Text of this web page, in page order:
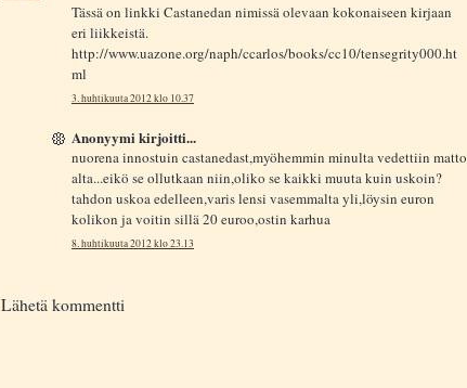
Tässä on linkki Castanedan nimissä olevaan kokonaiseen kirjaan
eri liikkeistä.
http://www.uazone.org/naph/ccarlos/books/cc10/tensegrity000.ht
ml
3. huhtikuuta 2012 klo 10.37
Anonyymi kirjoitti...
nuorena innostuin castanedast,myöhemmin minulta vedettiin matto
alta...eikö se ollutkaan niin,oliko se kaikki muuta kuin uskoin?
tahdon uskoa edelleen,varis lensi vasemmalta yli,löysin euron
kolikon ja voitin sillä 20 euroo,ostin karhua
8. huhtikuuta 2012 klo 23.13
Lähetä kommentti